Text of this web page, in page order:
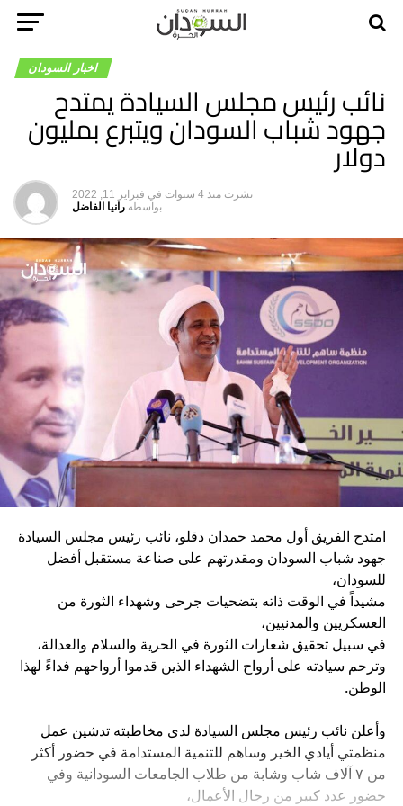
اخبار السودان
نائب رئيس مجلس السيادة يمتدح
جهود شباب السودان ويتبرع بمليون
دولار
نشرت منذ 4 سنوات في فبراير 11, 2022
بواسطه رانيا الفاضل
امتدح الفريق أول محمد حمدان دقلو، نائب رئيس مجلس السيادة
جهود شباب السودان ومقدرتهم على صناعة مستقبل أفضل
للسودان،
مشيداً في الوقت ذاته بتضحيات جرحى وشهداء الثورة من
العسكريين والمدنيين،
في سبيل تحقيق شعارات الثورة في الحرية والسلام والعدالة،
وترحم سيادته على أرواح الشهداء الذين قدموا أرواحهم فداءً لهذا
الوطن.
وأعلن نائب رئيس مجلس السيادة لدى مخاطبته تدشين عمل
منظمتي أيادي الخير وساهم للتنمية المستدامة في حضور أكثر
من ٧ آلاف شاب وشابة من طلاب الجامعات السودانية وفي
حضور عدد كبير من رجال الأعمال،